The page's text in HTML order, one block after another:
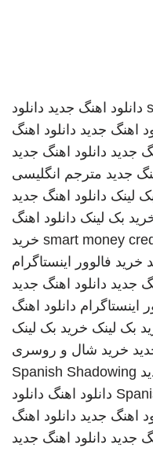
دانلود اهنگ جدید دانلود
اهنگ جدید دانلود اهنگ
جدید دانلود اهنگ جدید
جدید مترجم انگلیسی
لینک دانلود اهنگ جدید
بک لینک دانلود اهنگ
smart money خرید
خرید فالوور اینستاگرام
جدید دانلود اهنگ جدید
اینستاگرام دانلود اهنگ
بک لینک خرید بک لینک
خرید شال و روسری
Spanish Shadowing
دانلود اهنگ دانلود
اهنگ جدید دانلود اهنگ
جدید دانلود اهنگ جدید